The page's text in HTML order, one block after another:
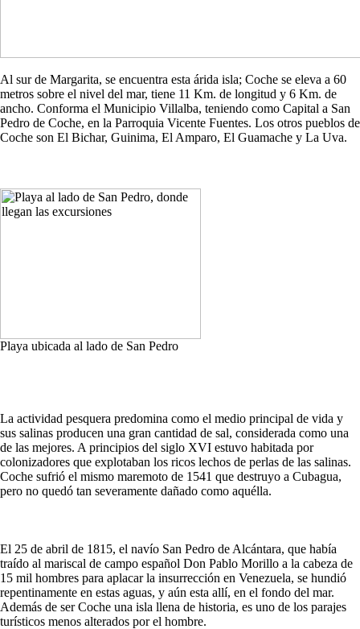
Al sur de Margarita, se encuentra esta árida isla; Coche se eleva a 60
metros sobre el nivel del mar, tiene 11 Km. de longitud y 6 Km. de
ancho. Conforma el Municipio Villalba, teniendo como Capital a San
Pedro de Coche, en la Parroquia Vicente Fuentes. Los otros pueblos de
Coche son El Bichar, Guinima, El Amparo, El Guamache y La Uva.
Playa ubicada al lado de San Pedro
La actividad pesquera predomina como el medio principal de vida y
sus salinas producen una gran cantidad de sal, considerada como una
de las mejores. A principios del siglo XVI estuvo habitada por
colonizadores que explotaban los ricos lechos de perlas de las salinas.
Coche sufrió el mismo maremoto de 1541 que destruyo a Cubagua,
pero no quedó tan severamente dañado como aquélla.
El 25 de abril de 1815, el navío San Pedro de Alcántara, que había
traído al mariscal de campo español Don Pablo Morillo a la cabeza de
15 mil hombres para aplacar la insurrección en Venezuela, se hundió
repentinamente en estas aguas, y aún esta allí, en el fondo del mar.
Además de ser Coche una isla llena de historia, es uno de los parajes
turísticos menos alterados por el hombre.